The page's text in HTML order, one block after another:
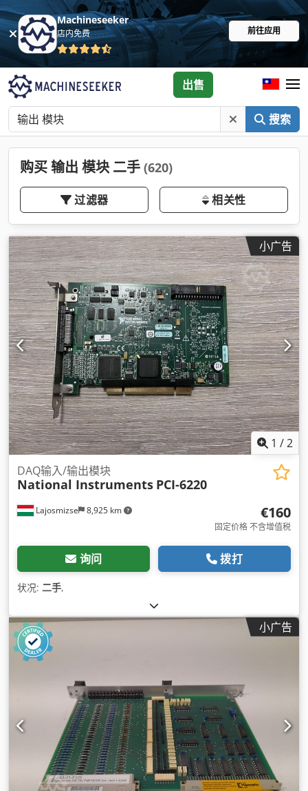
Machineseeker
店内免费 前往应用
搜索
出售
购买 输出 模块 二手 (620)
过滤器 相关性
小广告
1 /2
Lajosmizse 8,925 km
DAQ输入/输出模块
National Instruments PCI-6220
€160
固定价格 不含增值税
询问 拨打
状况: 二手,
小广告